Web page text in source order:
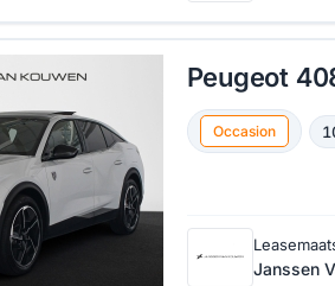
Peugeot
Occasion
Janssen